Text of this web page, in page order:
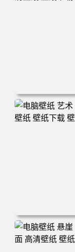
电脑壁纸 风景
壁纸下载 壁纸大
电脑壁纸 艺术
壁纸下载 壁纸大